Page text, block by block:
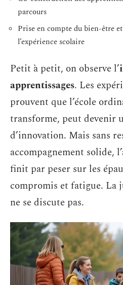
parcours
Prise en compte du bien-être
l’expérience scolaire
Petit à petit, on observe l’
apprentissages. Les
prouvent que l’école
transforme, peut devenir
d’innovation. Mais sans
accompagnement solide,
finit par peser sur les
compromis et fatigue. La
ne se discute pas.